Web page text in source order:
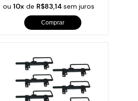
ou10x de R$83,14sem juros
Comprar